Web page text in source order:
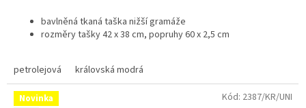
bavlněná tkaná taška nižší gramáže
rozměry tašky 42 x 38 cm, popruhy 60 x 2,5 cm
petrolejová královská modrá
Novinka
Kód: 2387/KR/UNI